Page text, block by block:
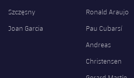
Szczęsny
Joan Garcia
Ronald Araujo
Pau Cubarsí
Andreas
Christensen